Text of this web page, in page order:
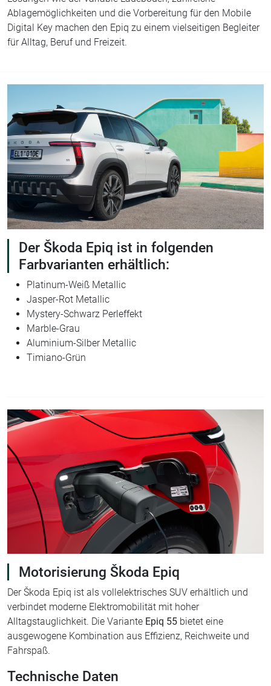
Ablagemöglichkeiten und die Vorbereitung für den Mobile
Digital Key machen den Epiq zu einem vielseitigen Begleiter
für Alltag, Beruf und Freizeit.
Der Škoda Epiq ist in folgenden
Farbvarianten erhältlich:
Platinum-Weiß Metallic
Jasper-Rot Metallic
Mystery-Schwarz Perleffekt
Marble-Grau
Aluminium-Silber Metallic
Timiano-Grün
Motorisierung Škoda Epiq
Der Škoda Epiq ist als vollelektrisches SUV erhältlich und
verbindet moderne Elektromobilität mit hoher
Alltagstauglichkeit. Die Variante Epiq 55 bietet eine
ausgewogene Kombination aus Effizienz, Reichweite und
Fahrspaß.
Technische Daten